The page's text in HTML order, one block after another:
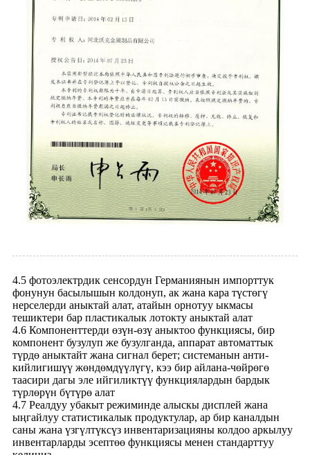
4.5 фотоэлектрдик сенсордун Германиянын импорттук
фонунун басылышын колдонуп, ак жана кара түстөгү
нерселерди аныктай алат, атайын орнотуу ыкмасы
тешиктери бар пластикалык лотокту аныктай алат
4.6 Компоненттерди өзүн-өзү аныктоо функциясы, бир
компонент бузулуп же бузулганда, аппарат автоматтык
түрдө аныктайт жана сигнал берет; системанын анти-
кийлигишүү жөндөмдүүлүгү, кээ бир айлана-чөйрөгө
таасири дагы эле ийгиликтүү функциялардын бардык
түрлөрүн бүтүрө алат
4.7 Реалдуу убакыт режиминде алыскы дисплей жана
ыңгайлуу статистикалык продуктулар, ар бир каналдын
саны жана үзгүлтүксүз инвентаризацияны колдоо аркылуу
инвентарларды эсептөө функциясы менен стандарттуу